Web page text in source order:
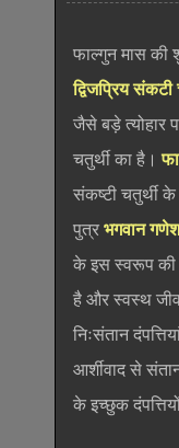
फाल्गुन मास की
द्विजप्रिय संकटी
जैसे बड़े त्योहार
चतुर्थी का है।
संकष्टी चतुर्थी के
पुत्रभगवान
के इस स्वरूप की
है और स्वस्थ
निःसंतान
आर्शीवाद से
के इच्छुक